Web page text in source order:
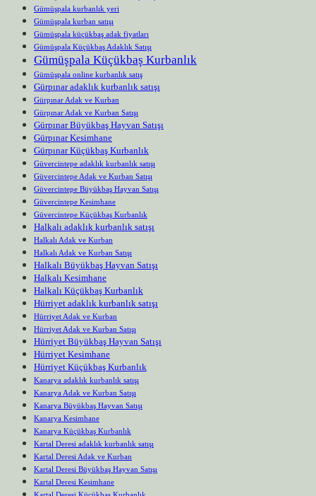
Gümüşpala kurbanlık yeri
Gümüşpala kurban satışı
Gümüşpala küçükbaş adak fiyatları
Gümüşpala Küçükbaş Adaklık Satışı
Gümüşpala Küçükbaş Kurbanlık
Gümüşpala online kurbanlık satış
Gürpınar adaklık kurbanlık satışı
Gürpınar Adak ve Kurban
Gürpınar Adak ve Kurban Satışı
Gürpınar Büyükbaş Hayvan Satışı
Gürpınar Kesimhane
Gürpınar Küçükbaş Kurbanlık
Güvercintepe adaklık kurbanlık satışı
Güvercintepe Adak ve Kurban Satışı
Güvercintepe Büyükbaş Hayvan Satışı
Güvercintepe Kesimhane
Güvercintepe Küçükbaş Kurbanlık
Halkalı adaklık kurbanlık satışı
Halkalı Adak ve Kurban
Halkalı Adak ve Kurban Satışı
Halkalı Büyükbaş Hayvan Satışı
Halkalı Kesimhane
Halkalı Küçükbaş Kurbanlık
Hürriyet adaklık kurbanlık satışı
Hürriyet Adak ve Kurban
Hürriyet Adak ve Kurban Satışı
Hürriyet Büyükbaş Hayvan Satışı
Hürriyet Kesimhane
Hürriyet Küçükbaş Kurbanlık
Kanarya adaklık kurbanlık satışı
Kanarya Adak ve Kurban Satışı
Kanarya Büyükbaş Hayvan Satışı
Kanarya Kesimhane
Kanarya Küçükbaş Kurbanlık
Kartal Deresi adaklık kurbanlık satışı
Kartal Deresi Adak ve Kurban
Kartal Deresi Büyükbaş Hayvan Satışı
Kartal Deresi Kesimhane